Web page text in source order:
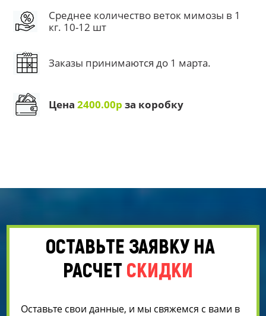
Среднее количество веток мимозы в 1
кг. 10-12 шт
Заказы принимаются до 1 марта.
Цена2400.00р за коробку
ОСТАВЬТЕ ЗАЯВКУ НА
РАСЧЕТ СКИДКИ
Оставьте свои данные, и мы свяжемся с вами в